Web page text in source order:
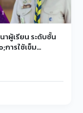
ระดับชั้น
ารใช้เข็ม
ข็ม
(Compass-Based Learning)